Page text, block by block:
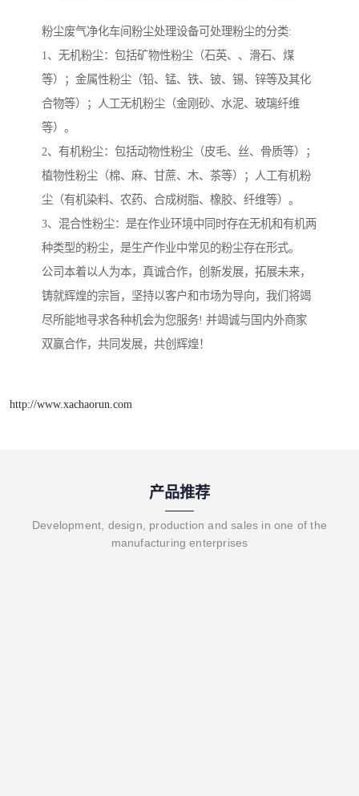
粉尘废气净化车间粉尘处理设备可处理粉尘的分类:
1、无机粉尘：包括矿物性粉尘（石英、、滑石、煤
等）；金属性粉尘（铅、锰、铁、铍、锡、锌等及其化
合物等）；人工无机粉尘（金刚砂、水泥、玻璃纤维
等）。
2、有机粉尘：包括动物性粉尘（皮毛、丝、骨质等）；
植物性粉尘（棉、麻、甘蔗、木、茶等）；人工有机粉
尘（有机染料、农药、合成树脂、橡胶、纤维等）。
3、混合性粉尘：是在作业环境中同时存在无机和有机两
种类型的粉尘，是生产作业中常见的粉尘存在形式。
公司本着以人为本，真诚合作，创新发展，拓展未来，
铸就辉煌的宗旨，坚持以客户和市场为导向，我们将竭
尽所能地寻求各种机会为您服务! 并竭诚与国内外商家
双赢合作，共同发展，共创辉煌！
http://www.xachaorun.com
产品推荐
Development, design, production and sales in one of the
manufacturing enterprises